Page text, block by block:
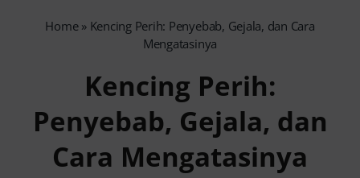
Reservasi Online
Search
Home» Kencing Perih: Penyebab, Gejala, dan Cara
Mengatasinya
Kencing Perih:
Penyebab, Gejala, dan
Cara Mengatasinya